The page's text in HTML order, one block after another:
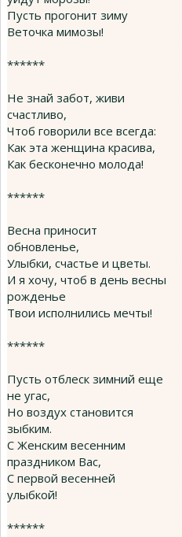
Пусть прогонит зиму
Веточка мимозы!
******
Не знай забот, живи
счастливо,
Чтоб говорили все всегда:
Как эта женщина красива,
Как бесконечно молода!
******
Весна приносит
обновленье,
Улыбки, счастье и цветы.
И я хочу, чтоб в день весны
рожденье
Твои исполнились мечты!
******
Пусть отблеск зимний еще
не угас,
Но воздух становится
зыбким.
С Женским весенним
праздником Вас,
С первой весенней
улыбкой!
******